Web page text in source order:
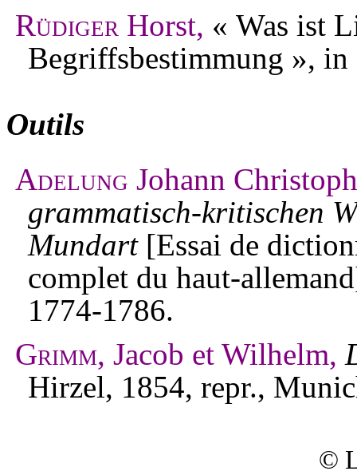
Rüdiger Horst, « Was ist
Begriffsbestimmung »,
Outils
Adelung Johann
grammatisch-kritischen
Mundart[Essai de
complet du haut-
1774-1786.
Grimm, Jacob et Wilhelm,
Hirzel, 1854, repr.,
©